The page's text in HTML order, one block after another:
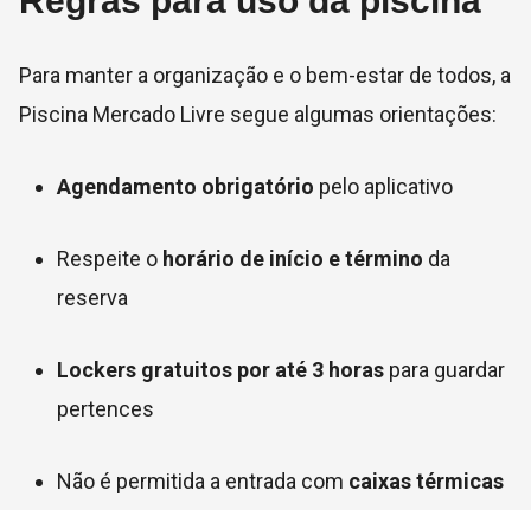
Para manter a organização e o bem-estar de todos, a
Piscina Mercado Livre segue algumas orientações:
Agendamento obrigatório pelo aplicativo
Respeite o horário de início e término da
reserva
Lockers gratuitos por até 3 horas para guardar
pertences
Não é permitida a entrada com caixas térmicas